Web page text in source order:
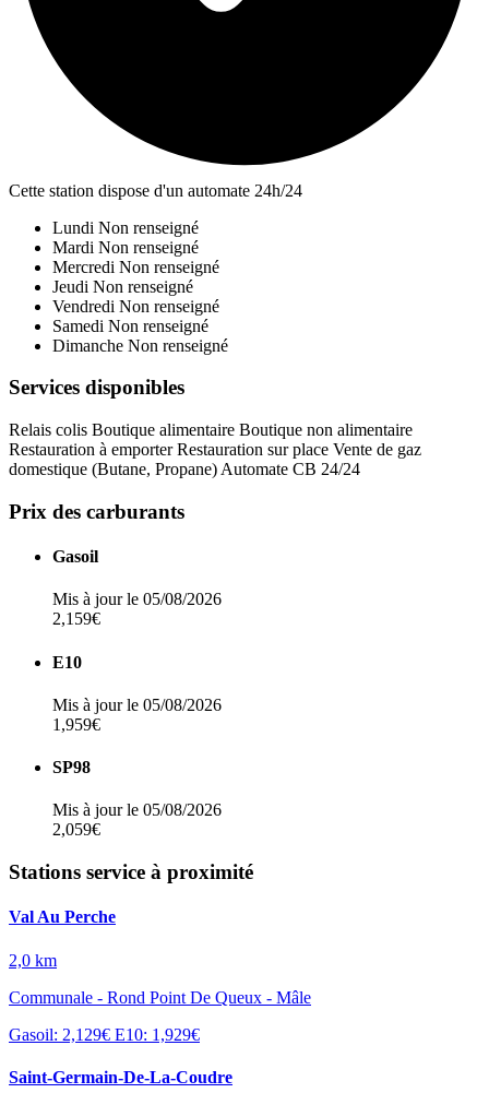
Cette station dispose d'un automate 24h/24
Lundi Non renseigné
Mardi Non renseigné
Mercredi Non renseigné
Jeudi Non renseigné
Vendredi Non renseigné
Samedi Non renseigné
Dimanche Non renseigné
Services disponibles
Relais colis Boutique alimentaire Boutique non alimentaire
Restauration à emporterRestauration sur place Vente de gaz
domestique (Butane, Propane) Automate CB 24/24
Prix des carburants
Gasoil
Mis à jour le 05/08/2026
2,159€
E10
Mis à jour le 05/08/2026
1,959€
SP98
Mis à jour le 05/08/2026
2,059€
Stations service à proximité
Val Au Perche
2,0 km
Communale - Rond Point De Queux - Mâle
Gasoil: 2,129€ E10: 1,929€
Saint-Germain-De-La-Coudre